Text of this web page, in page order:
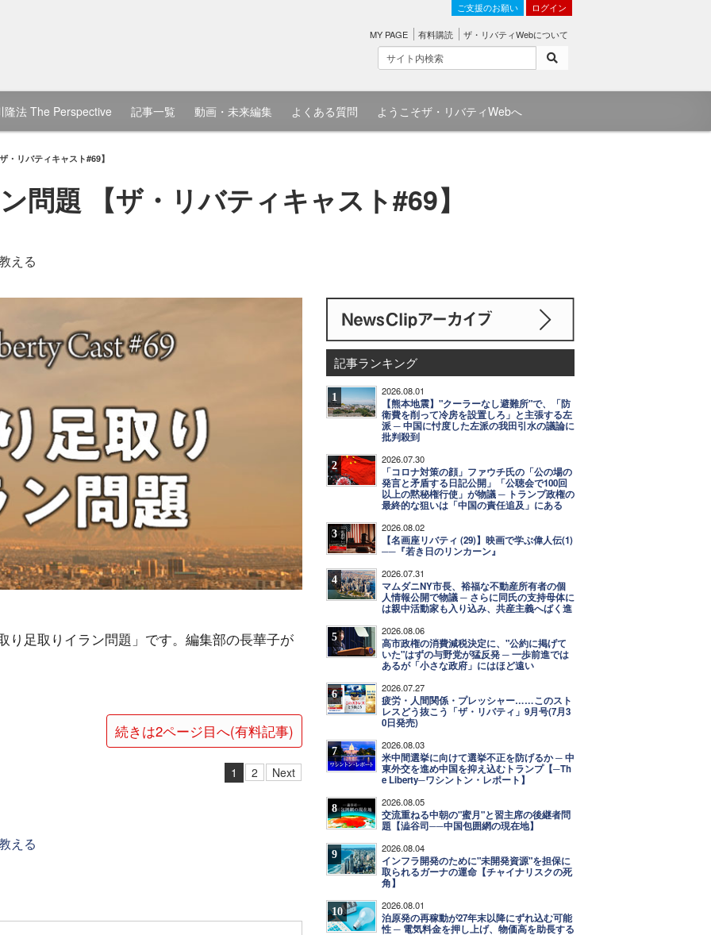
ご支援のお願い ログイン
MY PAGE 有料購読 ザ・リバティWebについて
隆法 The Perspective 記事一覧 動画・未来編集 よくある質問 ようこそザ・リバティWebへ
・リバティキャスト#69】
問題 【ザ・リバティキャスト#69】
える
り足取りイラン問題」です。編集部の長華子が
続きは2ページ目へ(有料記事)
1 2 Next
える
記事ランキング
1 2026.08.01
【熊本地震】"クーラーなし避難所"で、「防
衛費を削って冷房を設置しろ」と主張する左
派 ─ 中国に忖度した左派の我田引水の議論に
批判殺到
2 2026.07.30
「コロナ対策の顔」ファウチ氏の「公の場の
発言と矛盾する日記公開」「公聴会で100回
以上の黙秘権行使」が物議 ─ トランプ政権の
最終的な狙いは「中国の責任追及」にある
3 2026.08.02
【名画座リバティ (29)】映画で学ぶ偉人伝(1)
──『若き日のリンカーン』
4 2026.07.31
マムダニNY市長、裕福な不動産所有者の個
人情報公開で物議 ─ さらに同氏の支持母体に
は親中活動家も入り込み、共産主義へばく進
5 2026.08.06
高市政権の消費減税決定に、"公約に掲げて
いた"はずの与野党が猛反発 ─ 一歩前進では
あるが「小さな政府」にはほど遠い
6 2026.07.27
疲労・人間関係・プレッシャー……このスト
レスどう抜こう「ザ・リバティ」9月号(7月3
0日発売)
7 2026.08.03
米中間選挙に向けて選挙不正を防げるか ─ 中
東外交を進め中国を抑え込むトランプ【─Th
e Liberty─ワシントン・レポート】
8 2026.08.05
交流重ねる中朝の"蜜月"と習主席の後継者問
題【澁谷司──中国包囲網の現在地】
9 2026.08.04
インフラ開発のために"未開発資源"を担保に
取られるガーナの運命【チャイナリスクの死
角】
10 2026.08.01
泊原発の再稼動が27年末以降にずれ込む可能
性 ─ 電気料金を押し上げ、物価高を助長する